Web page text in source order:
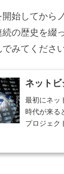
始してから
の歴史を綴
みてください
ネット
最初にネッ
時代が来る
プロジェク